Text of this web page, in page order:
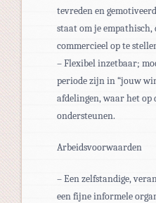
tevreden en
staat om je
commercieel op te
– Flexibel inzetbaar;
periode zijn in “jouw
afdelingen, waar het
ondersteunen.
Arbeidsvoorwaarden
– Een zelfstandige,
een fijne informele